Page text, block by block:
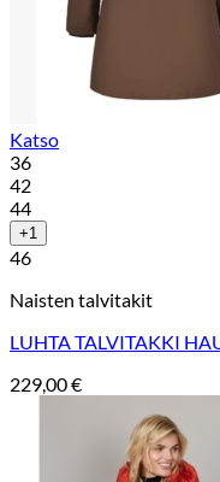
Katso
36
42
44
+1
46
Naisten talvitakit
LUHTA TALVITAKKI
229,00€